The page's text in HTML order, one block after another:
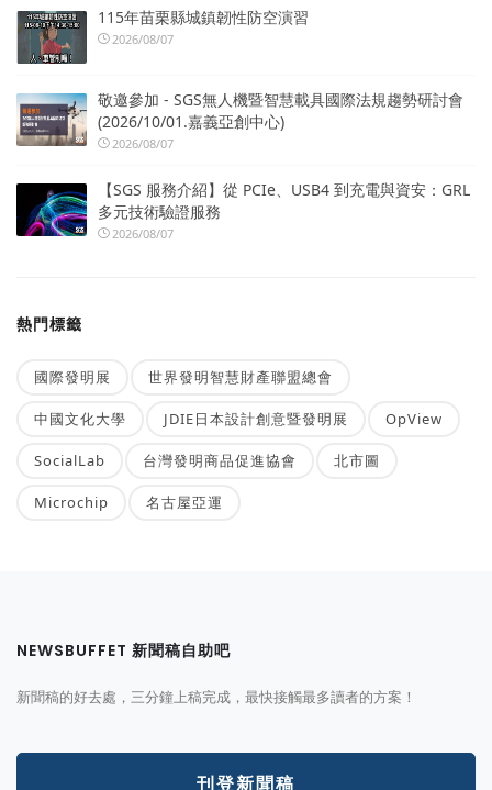
115年苗栗縣城鎮韌性防空演習
2026/08/07
敬邀參加 - SGS無人機暨智慧載具國際法規趨勢研討會
(2026/10/01.嘉義亞創中心)
2026/08/07
【SGS 服務介紹】從 PCIe、USB4 到充電與資安：GRL
多元技術驗證服務
2026/08/07
熱門標籤
國際發明展 世界發明智慧財產聯盟總會
中國文化大學 JDIE日本設計創意暨發明展 OpView
SocialLab 台灣發明商品促進協會 北市圖
Microchip 名古屋亞運
NEWSBUFFET 新聞稿自助吧
新聞稿的好去處，三分鐘上稿完成，最快接觸最多讀者的方案！
刊登新聞稿